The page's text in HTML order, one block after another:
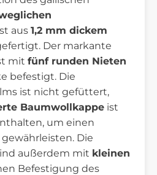
aus 1,2 mm dickem
Der markante
mit fünf runden Nieten
befestigt. Die
ist nicht gefüttert,
Baumwollkappe ist
um einen
Die
außerdem mit kleinen
Befestigung des